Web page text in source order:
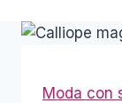
Moda con